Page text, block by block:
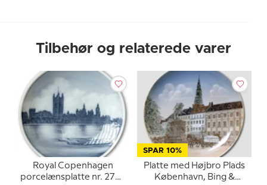
Tilbehør og relaterede varer
Royal Copenhagen
porcelænsplatte nr. 2774
SPAR 10%
Platte med Højbro Plads
København, Bing &